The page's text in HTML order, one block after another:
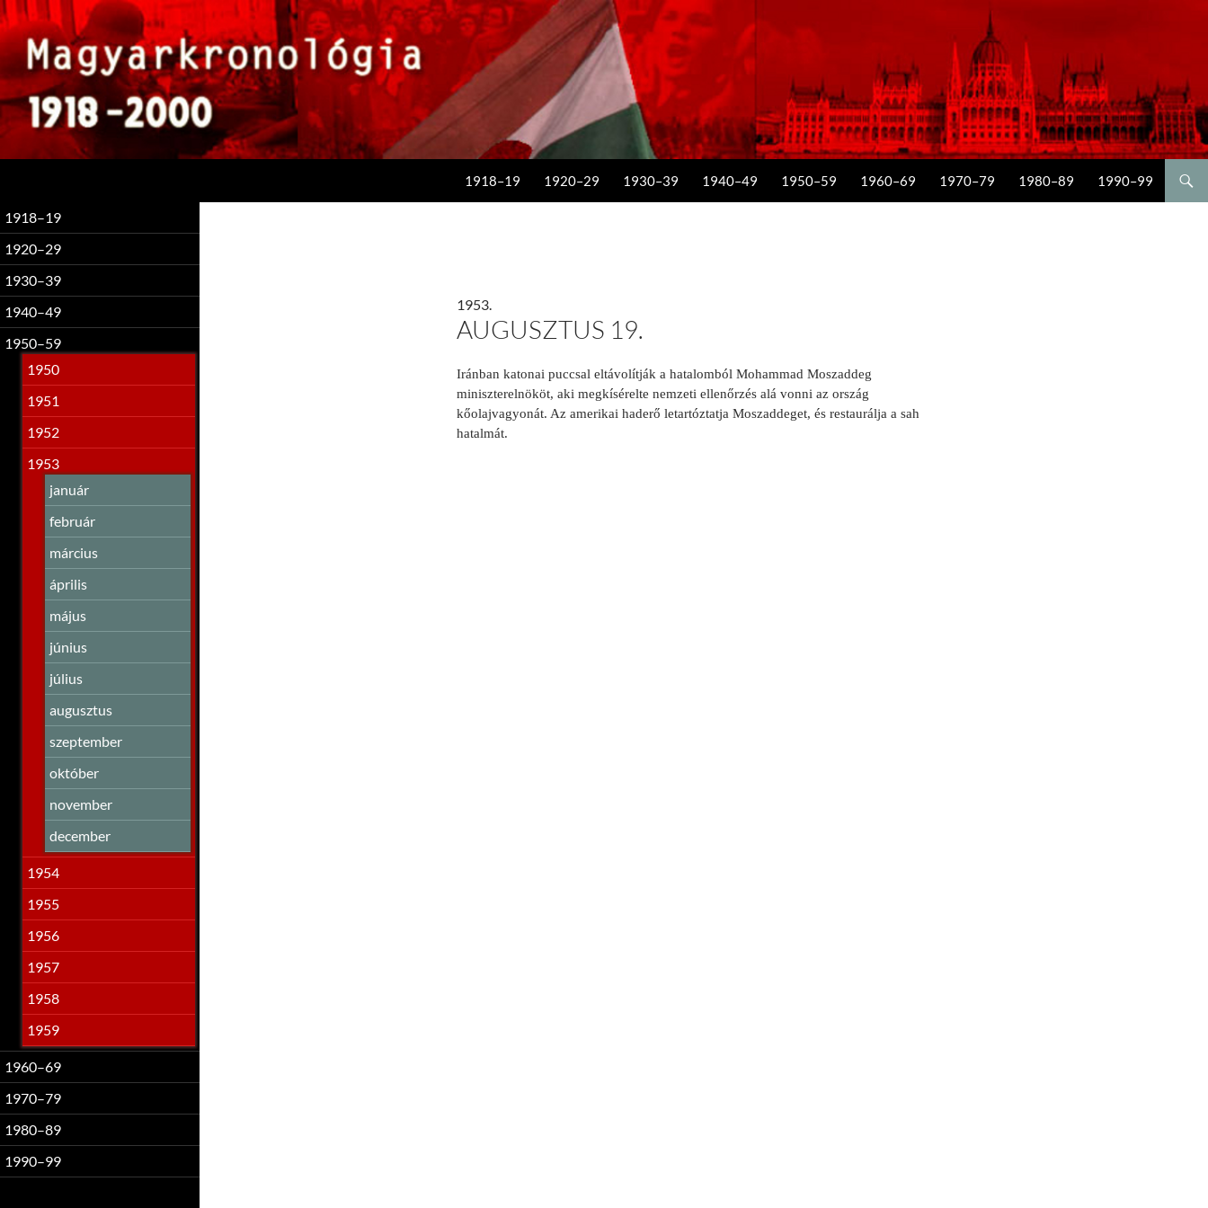
1918–19 1920–29 1930–39 1940–49 1950–59 1960–69 1970–79 1980–89 1990–99
1953.
AUGUSZTUS 19.
Iránban katonai puccsal eltávolítják a hatalomból Mohammad Moszaddeg
miniszterelnököt, aki megkísérelte nemzeti ellenőrzés alá vonni az ország
kőolajvagyonát. Az amerikai haderő letartóztatja Moszaddeget, és restaurálja a sah
hatalmát.
1918–19
1920–29
1930–39
1940–49
1950–59
1950
1951
1952
1953
január
február
március
április
május
június
július
augusztus
szeptember
október
november
december
1954
1955
1956
1957
1958
1959
1960–69
1970–79
1980–89
1990–99